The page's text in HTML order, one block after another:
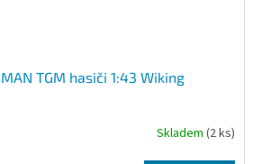
MAN TGM hasiči 1:43 Wiking
Skladem (2 ks)